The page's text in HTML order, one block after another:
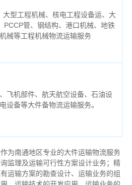
大型工程机械、核电工程设备运、大
PCCP管、钢结构、港口机械、地铁
械等工程机械物流运输服务
飞机部件、航天航空设备、石油设
设备等大件备物流运输服务。
为南通地区专业的大件运输物流服务
监理及运输可行性方案设计业务；精
运输方案的勘查设计、运输业务的组